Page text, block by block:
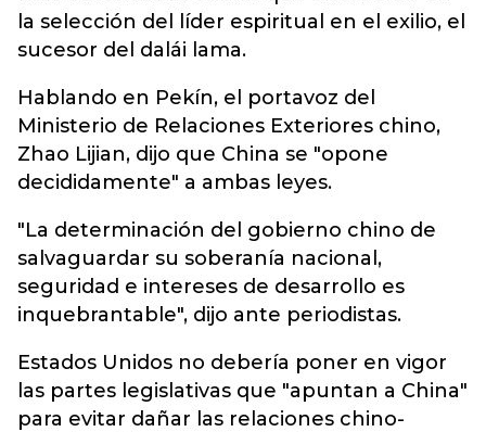
la selección del líder espiritual en el exilio, el
sucesor del dalái lama.
Hablando en Pekín, el portavoz del
Ministerio de Relaciones Exteriores chino,
Zhao Lijian, dijo que China se "opone
decididamente" a ambas leyes.
"La determinación del gobierno chino de
salvaguardar su soberanía nacional,
seguridad e intereses de desarrollo es
inquebrantable", dijo ante periodistas.
Estados Unidos no debería poner en vigor
las partes legislativas que "apuntan a China"
para evitar dañar las relaciones chino-